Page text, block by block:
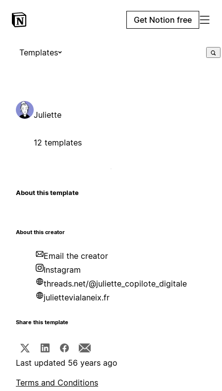
Get Notion free
Templates
Juliette
12 templates
About this template
About this creator
Email the creator
Instagram
threads.net/@juliette_copilote_digitale
juliettevialaneix.fr
Share this template
Last updated 56 years ago
Terms and Conditions